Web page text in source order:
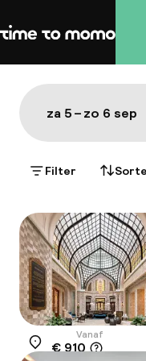
Home
Kaart
Toon op de kaart:
za 5 – zo 6 sep
Filter
Locatie
Vanaf
€ 910